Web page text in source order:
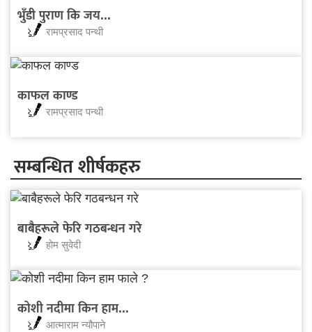
भुँडी पुराण कि जय...
रामप्रसाद पन्थी
काफल काण्ड
रामप्रसाद पन्थी
सम्बन्धित शीर्षकहरु
बाबैहरूले फेरि गठबन्धन गरे
होम सुवेदी
कोशी नदीमा किन हाम...
आत्माराम न्यौपाने